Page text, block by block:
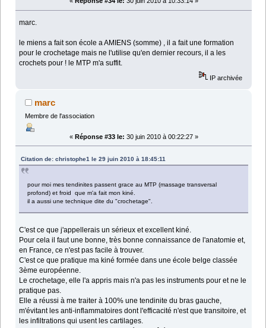
marc.
le miens a fait son école a AMIENS (somme) , il a fait une formation
pour le crochetage mais ne l'utilise qu'en dernier recours, il a les
crochets pour ! le MTP m'a suffit.
IP archivée
marc
Membre de l'association
« Réponse #33 le: 30 juin 2010 à 00:22:27 »
Citation de: christophe1 le 29 juin 2010 à 18:45:11
pour moi mes tendinites passent grace au MTP (massage transversal
profond) et froid que m'a fait mon kiné.
il a aussi une technique dite du "crochetage".
C'est ce que j'appellerais un sérieux et excellent kiné.
Pour cela il faut une bonne, très bonne connaissance de l'anatomie et,
en France, ce n'est pas facile à trouver.
C'est ce que pratique ma kiné formée dans une école belge classée
3ème européenne.
Le crochetage, elle l'a appris mais n'a pas les instruments pour et ne le
pratique pas.
Elle a réussi à me traiter à 100% une tendinite du bras gauche,
m'évitant les anti-inflammatoires dont l'efficacité n'est que transitoire, et
les infiltrations qui usent les cartilages.